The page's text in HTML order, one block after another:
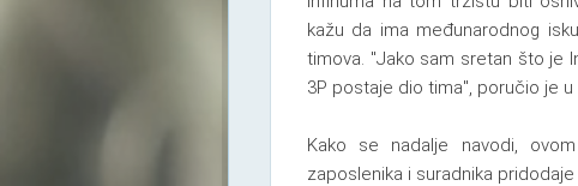
kažu da ima međunarodnog
timova. "Jako sam sretan što je
3P postaje dio tima", poručio je u
Kako se nadalje navodi,
zaposlenika i suradnika